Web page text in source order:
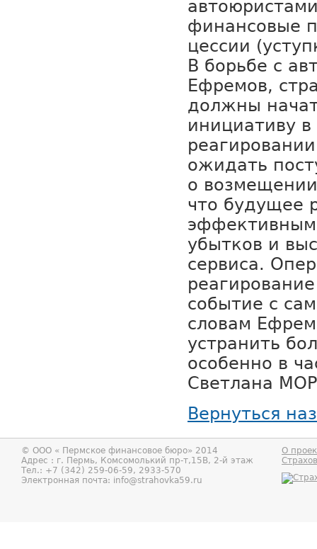
финансовые
цессии
В борьбе с
Ефремов,
должны
инициативу
ожидать
о
что будущее
эффективным
убытков и
сервиса.
событие с
словам
устранить
особенно в
Светлана
Вернуться
© ООО « Пермское финансовое бюро» 2014
Адрес : г. Пермь, Комсомолький пр-т,15В, 2-й этаж
Тел.: +7 (342) 259-06-59, 2933-570
Электронная почта: info@strahovka59.ru
О